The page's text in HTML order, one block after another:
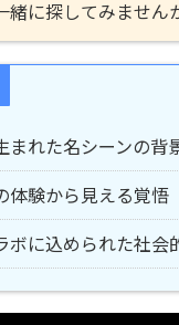
緒に探してみません
まれた名シーンの背
体験から見える覚悟
ボに込められた社会